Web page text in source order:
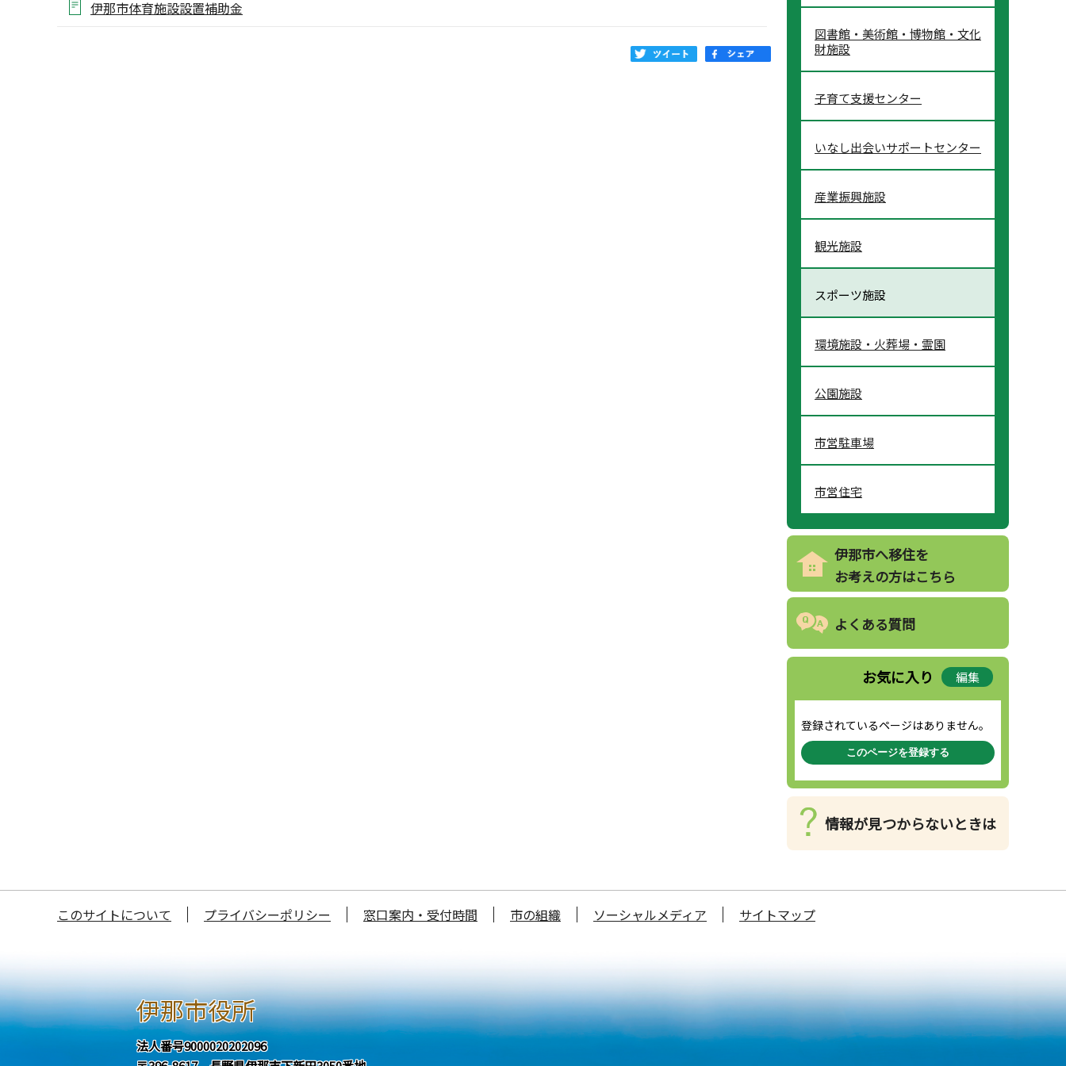
伊那市体育施設設置補助金
図書館・美術館・博物館・文化
財施設
子育て支援センター
いなし出会いサポートセンター
産業振興施設
観光施設
スポーツ施設
環境施設・火葬場・霊園
公園施設
市営駐車場
市営住宅
伊那市へ移住を
お考えの方はこちら
よくある質問
お気に入り 編集
登録されているページはありません。
このページを登録する
情報が見つからないときは
このサイトについて プライバシーポリシー 窓口案内・受付時間 市の組織 ソーシャルメディア サイトマップ
伊那市役所
法人番号9000020202096